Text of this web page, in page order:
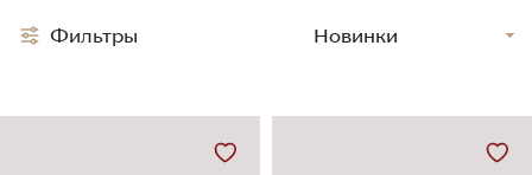
Фильтры